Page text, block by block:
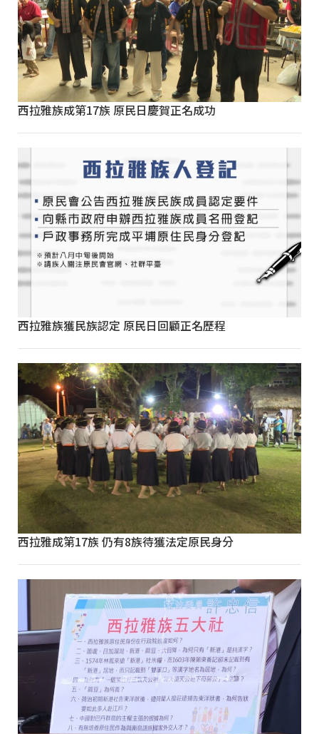
西拉雅族成第17族 原民日慶賀正名成功
西拉雅族獲民族認定 原民日回顧正名歷程
西拉雅成第17族 仍有8族待獲法定原民身分